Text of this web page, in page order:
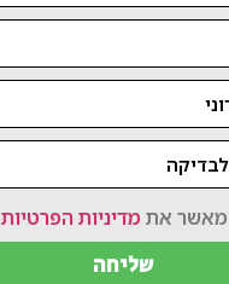
מאשר את מדיניות הפרטיות
שליחה